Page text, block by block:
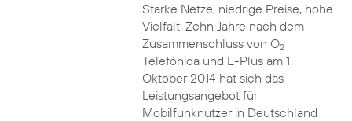
Starke Netze, niedrige Preise, hohe
Vielfalt: Zehn Jahre nach dem
Zusammenschluss von O2
Telefónica und E-Plus am 1.
Oktober 2014 hat sich das
Leistungsangebot für
Mobilfunknutzer in Deutschland